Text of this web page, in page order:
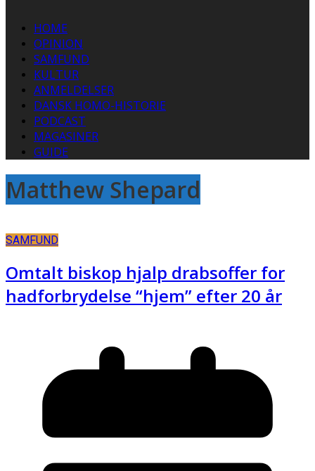
HOME
OPINION
SAMFUND
KULTUR
ANMELDELSER
DANSK HOMO-HISTORIE
PODCAST
MAGASINER
GUIDE
Matthew Shepard
SAMFUND
Omtalt biskop hjalp drabsoffer for
hadforbrydelse “hjem” efter 20 år